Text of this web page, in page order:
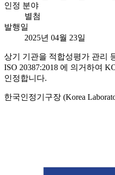
인정 분야
별첨
발행일
2025년 04월 23일
상기 기관을 적합성평가 관리
ISO 20387:2018 에 의거하여
인정합니다.
한국인정기구장 (Korea